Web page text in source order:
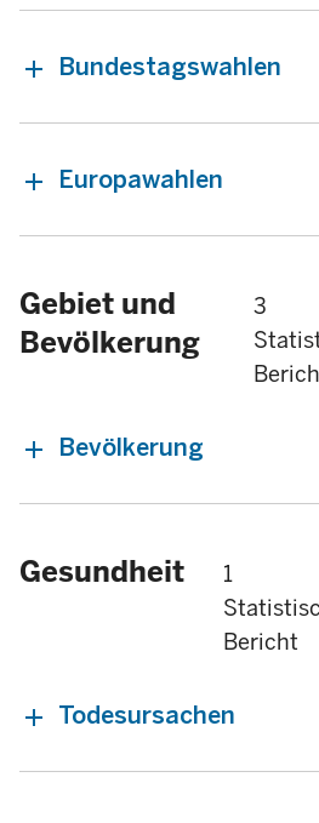
Bundestagswahlen
Europawahlen
Gebiet und
Bevölkerung
3
Bevölkerung
Gesundheit
1
Bericht
Todesursachen